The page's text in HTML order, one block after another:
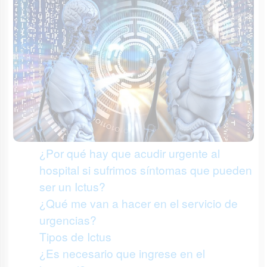
¿Por qué hay que acudir urgente al
hospital si sufrimos síntomas que pueden
ser un Ictus?
¿Qué me van a hacer en el servicio de
urgencias?
Tipos de Ictus
¿Es necesario que ingrese en el